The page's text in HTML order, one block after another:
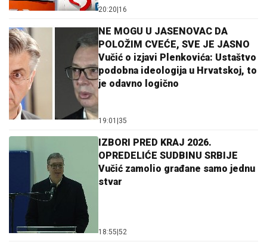
20:20 16
NE MOGU U JASENOVAC DA
POLOŽIM CVEĆE, SVE JE JASNO
Vučić o izjavi Plenkovića: Ustaštvo
podobna ideologija u Hrvatskoj, to
je odavno logično
19:01 35
IZBORI PRED KRAJ 2026.
OPREDELIĆE SUDBINU SRBIJE
Vučić zamolio građane samo jednu
stvar
18:55 52